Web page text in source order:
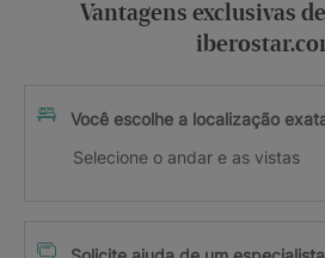
Vantagens exclusivas
Você escolhe a localização
Selecione o andar e as vistas